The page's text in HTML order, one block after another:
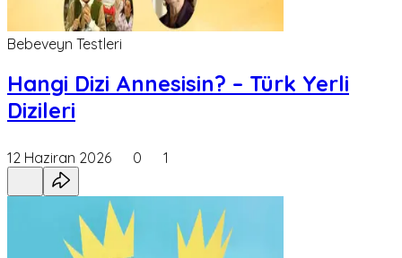
Bebeveyn Testleri
Hangi Dizi Annesisin? – Türk Yerli
Dizileri
12 Haziran 2026 0 1